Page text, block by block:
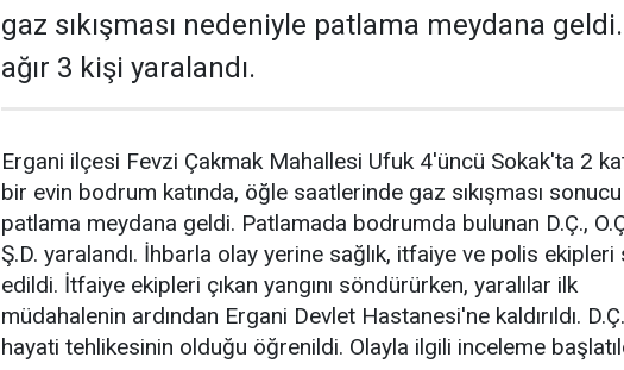
gaz sıkışması nedeniyle patlama meydana
ağır 3 kişi yaralandı.
Ergani ilçesi Fevzi Çakmak Mahallesi Ufuk 4'üncü Sokak'ta 2
bir evin bodrum katında, öğle saatlerinde gaz sıkışması sonucu
patlama meydana geldi. Patlamada bodrumda bulunan D.Ç.,
Ş.D. yaralandı. İhbarla olay yerine sağlık, itfaiye ve polis ekipleri
edildi. İtfaiye ekipleri çıkan yangını söndürürken, yaralılar ilk
müdahalenin ardından Ergani Devlet Hastanesi'ne kaldırıldı.
hayati tehlikesinin olduğu öğrenildi. Olayla ilgili inceleme